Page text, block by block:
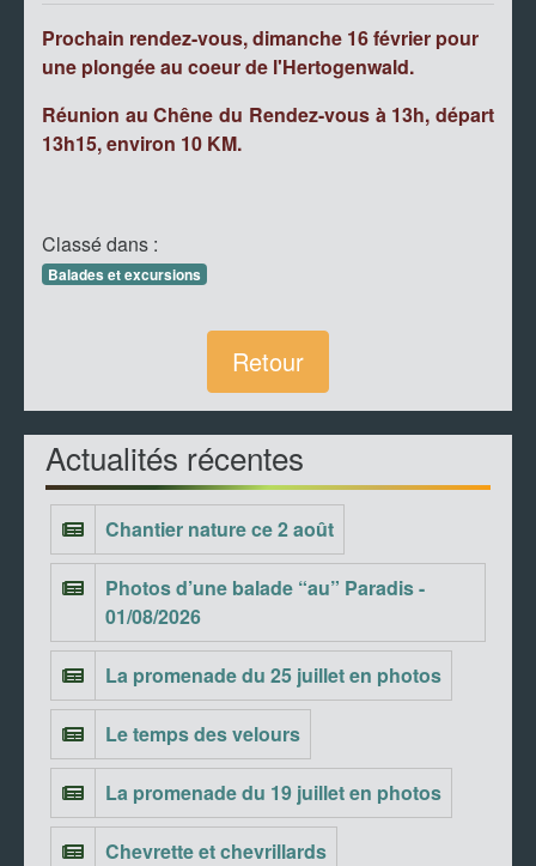
Prochain rendez-vous, dimanche 16 février pour
une plongée au coeur de l'Hertogenwald.
Réunion au Chêne du Rendez-vous à 13h, départ
13h15, environ 10 KM.
Classé dans :
Balades et excursions
Retour
Actualités récentes
Chantier nature ce 2 août
Photos d’une balade “au” Paradis -
01/08/2026
La promenade du 25 juillet en photos
Le temps des velours
La promenade du 19 juillet en photos
Chevrette et chevrillards